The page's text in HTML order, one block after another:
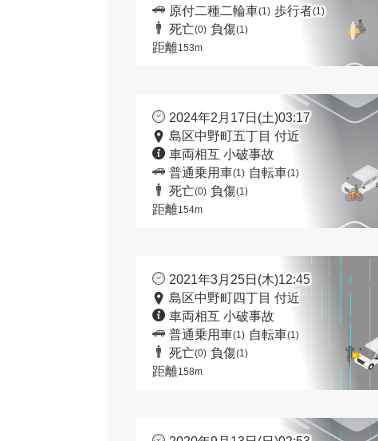
原付二種二輪車(1) 歩行者(1)
死亡(0) 負傷(1)
距離153m
2024年2月17日(土)03:17
島区中野町五丁目 付近
車両相互 小破事故
普通乗用車(1) 自転車(1)
死亡(0) 負傷(1)
距離154m
2021年3月25日(木)12:45
島区中野町四丁目 付近
車両相互 小破事故
普通乗用車(1) 自転車(1)
死亡(0) 負傷(1)
距離158m